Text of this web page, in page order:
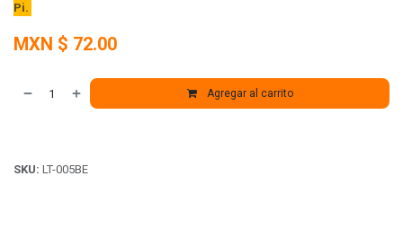
Pi.
MXN $ 72.00
Agregar al carrito
SKU: LT-005BE